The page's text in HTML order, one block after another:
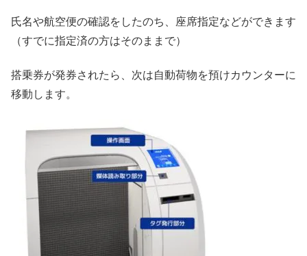
氏名や航空便の確認をしたのち、座席指定などができます
（すでに指定済の方はそのままで）
搭乗券が発券されたら、次は自動荷物を預けカウンターに
移動します。